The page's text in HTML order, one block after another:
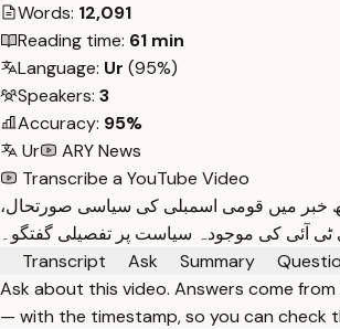
Words: 12,091
Reading time: 61 min
Language: Ur (95%)
Speakers: 3
Accuracy: 95%
Ur
ARY News
Transcribe a YouTube Video
خبر میں قومی اسمبلی کی سیاسی صورتحال،
ٹی آئی کی موجودہ سیاست پر تفصیلی گفتگو۔
Transcript
Ask Summary
Ask about this video. Answers come
— with the timestamp, so you can check